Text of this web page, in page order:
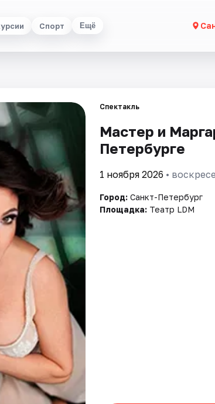
Спорт Ещё
Спектакль
Мастер и
Петербурге
1 ноября 2026 •
Город: Санкт-Петербург
Площадка: Театр LDM